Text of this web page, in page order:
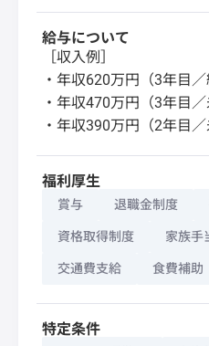
給与について
［収入例］
・年収620万円（3年目／
・年収470万円（3年目／
・年収390万円（2年目／
福利厚生
賞与 退職金制度
資格取得制度 家族手
交通費支給 食費補助
特定条件